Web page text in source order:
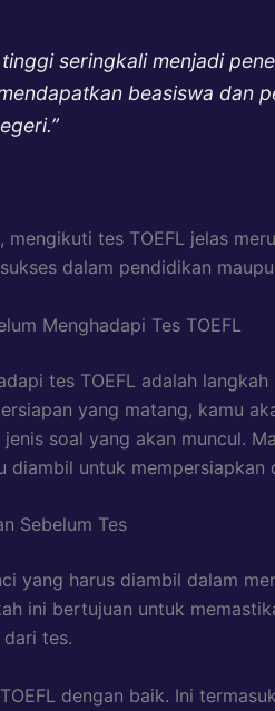
tinggi seringkali menjadi
beasiswa dan
mengikuti tes TOEFL jelas
dalam pendidikan
Menghadapi Tes TOEFL
tes TOEFL adalah
yang matang, kamu
soal yang akan muncul.
diambil untuk mempersiapkan
Sebelum Tes
yang harus diambil dalam
ini bertujuan untuk
tes.
dengan baik. Ini